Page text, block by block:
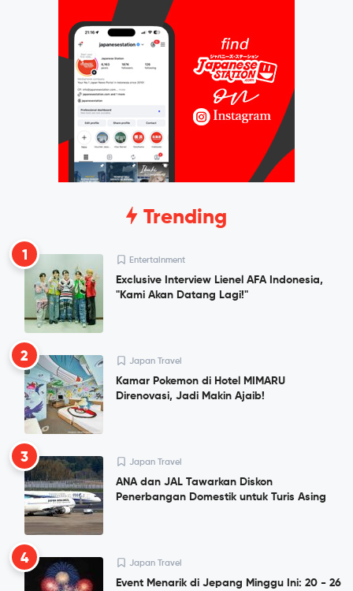
Trending
1 Entertainment
Exclusive Interview Lienel AFA Indonesia,
"Kami Akan Datang Lagi!"
2 Japan Travel
Kamar Pokemon di Hotel MIMARU
Direnovasi, Jadi Makin Ajaib!
3 Japan Travel
ANA dan JAL Tawarkan Diskon
Penerbangan Domestik untuk Turis Asing
4 Japan Travel
Event Menarik di Jepang Minggu Ini: 20 - 26